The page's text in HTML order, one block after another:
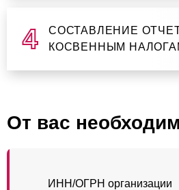
СОСТАВЛЕНИЕ
КОСВЕННЫМ
От вас
ИНН/ОГРН организации